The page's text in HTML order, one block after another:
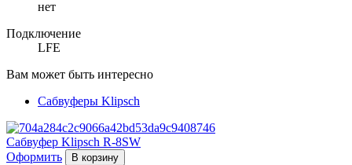
нет
Подключение
LFE
Вам может быть интересно
Сабвуферы Klipsch
Сабвуфер Klipsch R-8SW
Оформить
В корзину